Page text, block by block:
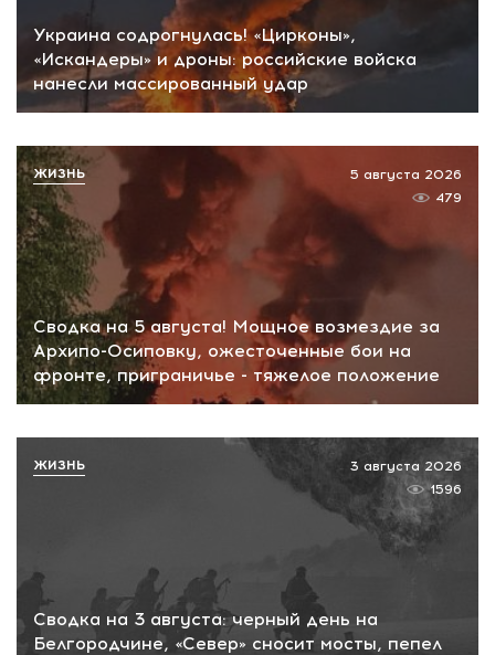
Украина содрогнулась! «Цирконы»,
«Искандеры» и дроны: российские войска
нанесли массированный удар
Сводка на 5 августа! Мощное возмездие за
Архипо-Осиповку, ожесточенные бои на
фронте, приграничье - тяжелое положение
5 августа 2026
479
ЖИЗНЬ
Сводка на 3 августа: черный день на
Белгородчине, «Север» сносит мосты, пепел
3 августа 2026
1596
ЖИЗНЬ